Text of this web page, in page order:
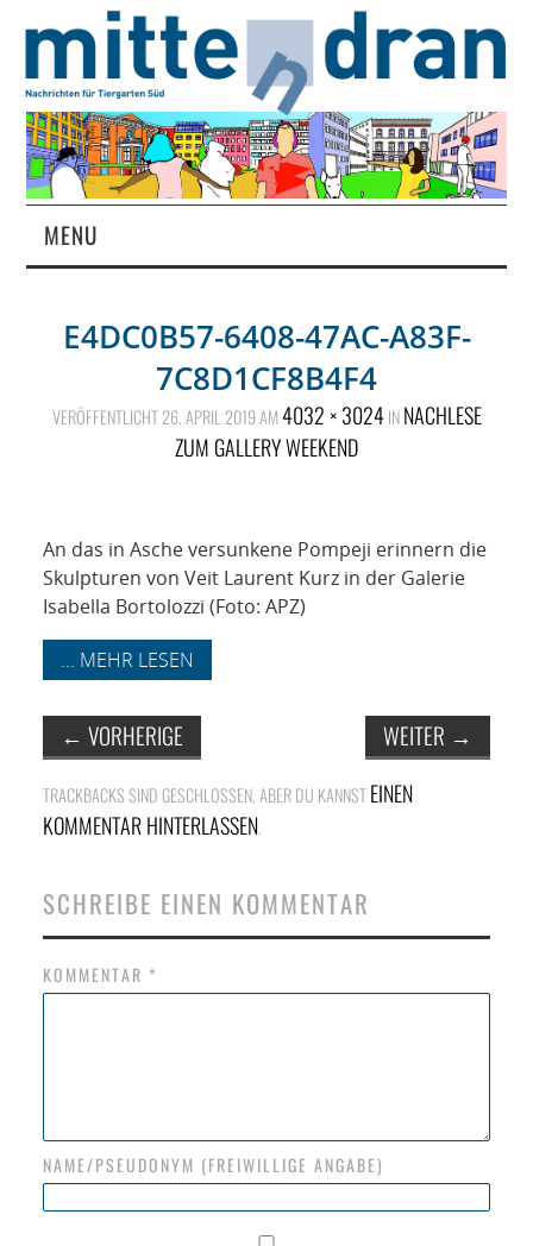
MENU
MAGAZIN
ÜBER UNS
NETZWERK
SPONSORING
KONTAKT
E4DC0B57-6408-47AC-A83F-
7C8D1CF8B4F4
VERÖFFENTLICHT26. APRIL 2019AM4032 × 3024INNACHLESE
ZUM GALLERY WEEKEND
An das in Asche versunkene Pompeji erinnern die
Skulpturen von Veit Laurent Kurz in der Galerie
Isabella Bortolozzi (Foto: APZ)
... MEHR LESEN
← VORHERIGE WEITER →
TRACKBACKS SIND GESCHLOSSEN, ABER DU KANNSTEINEN
KOMMENTAR HINTERLASSEN.
SCHREIBE EINEN KOMMENTAR
KOMMENTAR *
NAME/PSEUDONYM (FREIWILLIGE ANGABE)